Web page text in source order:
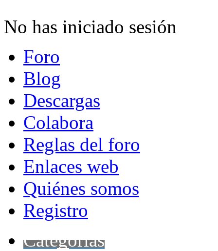
No has iniciado sesión
Foro
Blog
Descargas
Colabora
Reglas del foro
Enlaces web
Quiénes somos
Registro
Categorías